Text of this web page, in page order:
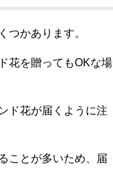
つかあります。
花を贈ってもOKな場
ド花が届くように注
ことが多いため、届